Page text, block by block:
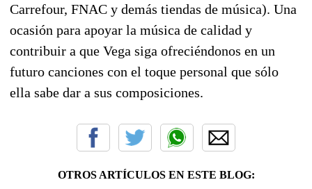
Carrefour, FNAC y demás tiendas de música). Una
ocasión para apoyar la música de calidad y
contribuir a que Vega siga ofreciéndonos en un
futuro canciones con el toque personal que sólo
ella sabe dar a sus composiciones.
OTROS ARTÍCULOS EN ESTE BLOG: